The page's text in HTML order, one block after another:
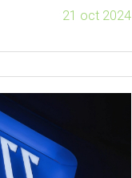
espectáculo en Chile.
21 oct 2024